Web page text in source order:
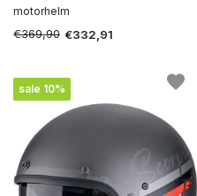
motorhelm
€369,90 €332,91
sale 10%